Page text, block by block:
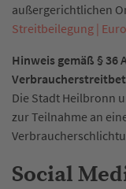
außergerichtlichen
Streitbeilegung |
Hinweis gemäß § 36
Die Stadt Heilbronn
zur Teilnahme an
Social